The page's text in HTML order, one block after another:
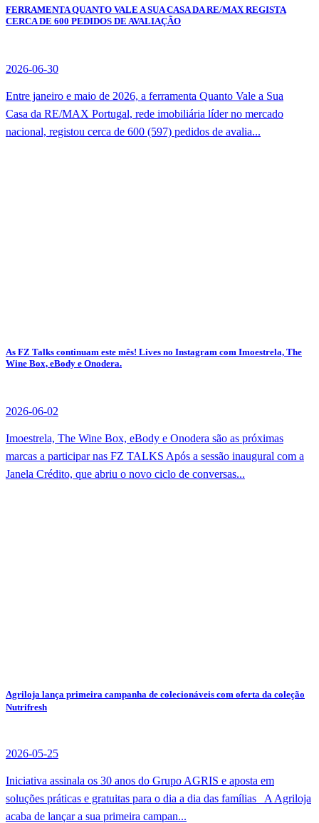
FERRAMENTA QUANTO VALE A SUA CASA DA RE/MAX REGISTA
CERCA DE 600 PEDIDOS DE AVALIAÇÃO
2026-06-30
Entre janeiro e maio de 2026, a ferramenta Quanto Vale a Sua
Casa da RE/MAX Portugal, rede imobiliária líder no mercado
nacional, registou cerca de 600 (597) pedidos de avalia...
As FZ Talks continuam este mês! Lives no Instagram com Imoestrela, The
Wine Box, eBody e Onodera.
2026-06-02
Imoestrela, The Wine Box, eBody e Onodera são as próximas
marcas a participar nas FZ TALKS Após a sessão inaugural com a
Janela Crédito, que abriu o novo ciclo de conversas...
Agriloja lança primeira campanha de colecionáveis com oferta da coleção
Nutrifresh
2026-05-25
Iniciativa assinala os 30 anos do Grupo AGRIS e aposta em
soluções práticas e gratuitas para o dia a dia das famílias A Agriloja
acaba de lançar a sua primeira campan...